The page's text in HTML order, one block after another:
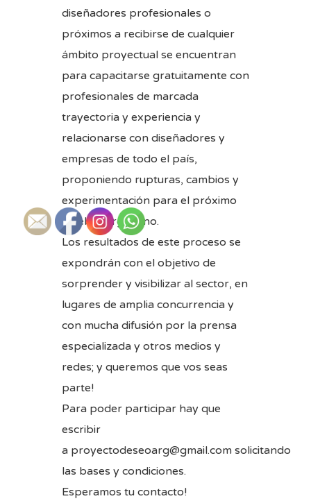
diseñadores profesionales o
próximos a recibirse de cualquier
ámbito proyectual se encuentran
para capacitarse gratuitamente con
profesionales de marcada
trayectoria y experiencia y
relacionarse con diseñadores y
empresas de todo el país,
proponiendo rupturas, cambios y
experimentación para el próximo
mueble Argentino.
Los resultados de este proceso se
expondrán con el objetivo de
sorprender y visibilizar al sector, en
lugares de amplia concurrencia y
con mucha difusión por la prensa
especializada y otros medios y
redes; y queremos que vos seas
parte!
Para poder participar hay que
escribir
a proyectodeseoarg@gmail.com solicitando
las bases y condiciones.
Esperamos tu contacto!